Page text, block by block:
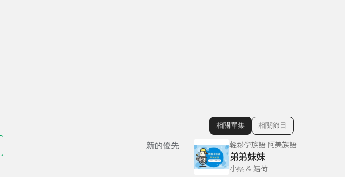
新的優先
顯示相關單集
相關單集 相關節目
輕鬆學族語-阿美族語
弟弟妹妹
小蔡 & 姞荷